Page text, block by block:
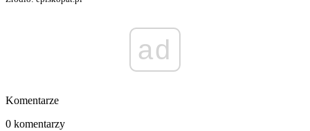
ad
Komentarze
0 komentarzy